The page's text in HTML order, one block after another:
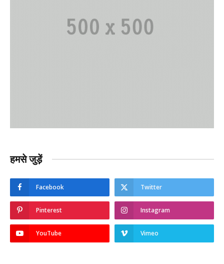
हमसे जुड़ें
Facebook Twitter
Pinterest Instagram
YouTube Vimeo